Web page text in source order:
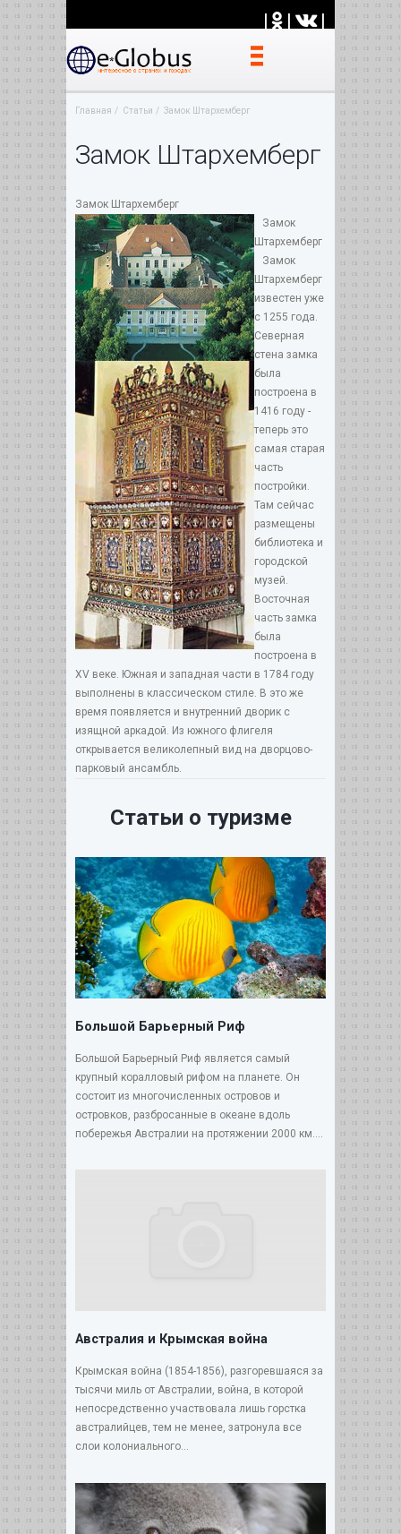
| | |
Главная Статьи Замок Штархемберг
Замок Штархемберг
Замок Штархемберг
Замок
Штархемберг
Замок
Штархемберг
известен уже
с 1255 года.
Северная
стена замка
была
построена в
1416 году -
теперь это
самая старая
часть
постройки.
Там сейчас
размещены
библиотека и
городской
музей.
Восточная
часть замка
была
построена в
XV веке. Южная и западная части в 1784 году
выполнены в классическом стиле. В это же
время появляется и внутренний дворик с
изящной аркадой. Из южного флигеля
открывается великолепный вид на дворцово-
парковый ансамбль.
Статьи о туризме
Большой Барьерный Риф
Большой Барьерный Риф является самый
крупный коралловый рифом на планете. Он
состоит из многочисленных островов и
островков, разбросанные в океане вдоль
побережья Австралии на протяжении 2000 км....
Австралия и Крымская война
Крымская война (1854-1856), разгоревшаяся за
тысячи миль от Австралии, война, в которой
непосредственно участвовала лишь горстка
австралийцев, тем не менее, затронула все
слои колониального...